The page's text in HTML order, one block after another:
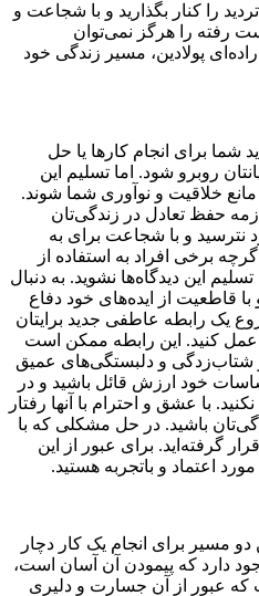
را کنار بگذارید و با شجاعت و
رفته را هرگز نمی‌توان
پولادین، مسیر زندگی خود
برای انجام کارها یا حل
روبرو شود. اما تسلیم این
مانع خلاقیت و نوآوری شما شوند.
حفظ تعادل در زندگی‌تان
نترسید و با شجاعت برای به
برخی افراد به استفاده از
این دیدگاه‌ها نشوید. به دنبال
قاطعیت از ایده‌های خود دفاع
یک رابطه عاطفی جدید برایتان
عمل کنید. این رابطه ممکن است
شتاب‌زدگی و دلبستگی‌های عمیق
خود ارزش قائل باشید و در
با عشق و احترام با آنها رفتار
باشید. در حل مشکلی که با
گرفته‌اید. برای عبور از این
اعتماد و باتجربه هستید.
مسیر برای انجام یک کار دچار
دارد که پیمودن آن آسان است،
که عبور از آن جسارت و دلیری